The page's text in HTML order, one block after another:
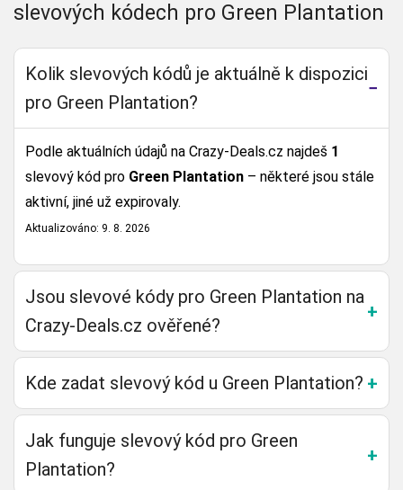
slevových kódech pro Green Plantation
Kolik slevových kódů je aktuálně k dispozici
pro Green Plantation?
Podle aktuálních údajů na Crazy-Deals.cz najdeš 1
slevový kód pro Green Plantation – některé jsou stále
aktivní, jiné už expirovaly.
Aktualizováno: 9. 8. 2026
Jsou slevové kódy pro Green Plantation na
Crazy-Deals.cz ověřené?
Kde zadat slevový kód u Green Plantation?
Jak funguje slevový kód pro Green
Plantation?